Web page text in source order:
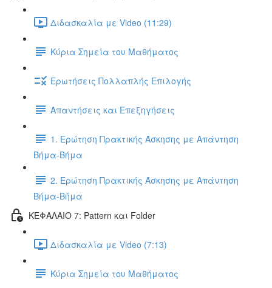
Διδασκαλία με Video (11:29)
Κύρια Σημεία του Μαθήματος
Ερωτήσεις Πολλαπλής Επιλογής
Απαντήσεις και Επεξηγήσεις
1. Ερώτηση Πρακτικής Άσκησης με Απάντηση
Βήμα-Βήμα
2. Ερώτηση Πρακτικής Άσκησης με Απάντηση
Βήμα-Βήμα
ΚΕΦΑΛΑΙΟ 7: Pattern και Folder
Διδασκαλία με Video (7:13)
Κύρια Σημεία του Μαθήματος